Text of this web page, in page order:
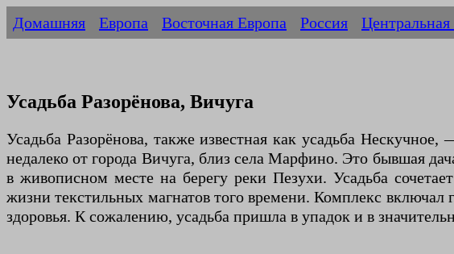
Домашняя Европа Восточная Европа Россия Центральная
Усадьба Разорёнова, Вичуга
Усадьба Разорёнова, также известная как усадьба
недалеко от города Вичуга, близ села Марфино. Это бывшая
в живописном месте на берегу реки Пезухи. Усадьба
жизни текстильных магнатов того времени. Комплекс
здоровья. К сожалению, усадьба пришла в упадок и в